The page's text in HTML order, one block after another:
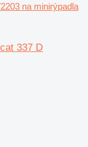
na minirýpadla
337 D